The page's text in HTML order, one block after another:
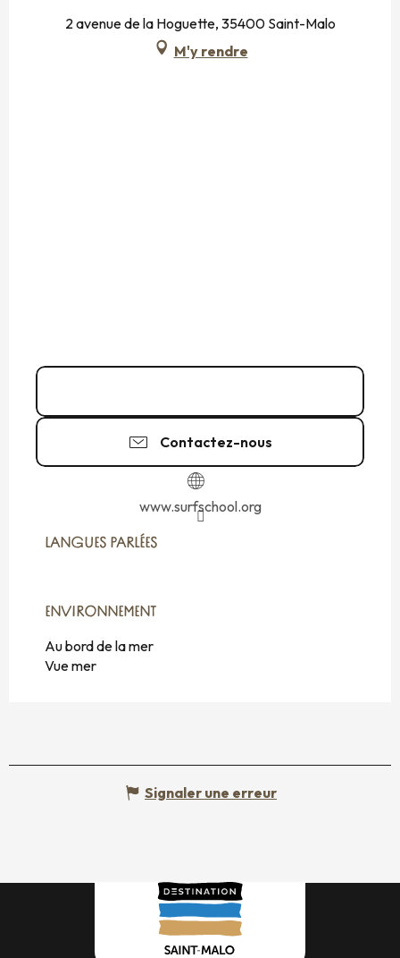
2 avenue de la Hoguette, 35400 Saint-Malo
M'y rendre
Contactez-nous
www.surfschool.org
LANGUES PARLÉES
LANGUES PARLÉES
ENVIRONNEMENT
ENVIRONNEMENT
Au bord de la mer
Vue mer
Signaler une erreur